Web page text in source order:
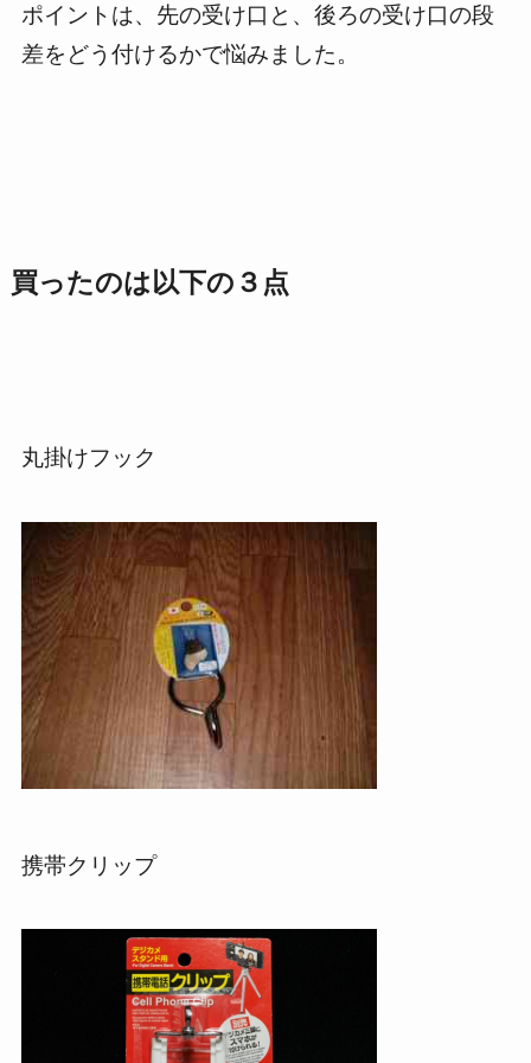
ポイントは、先の受け口と、後ろの受け口の段
差をどう付けるかで悩みました。
買ったのは以下の３点
丸掛けフック
携帯クリップ